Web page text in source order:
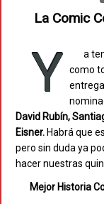
La Comic
Y a
como
David Rubín,
Eisner. Habrá que
pero sin duda ya
hacer nuestras
Mejor Historia